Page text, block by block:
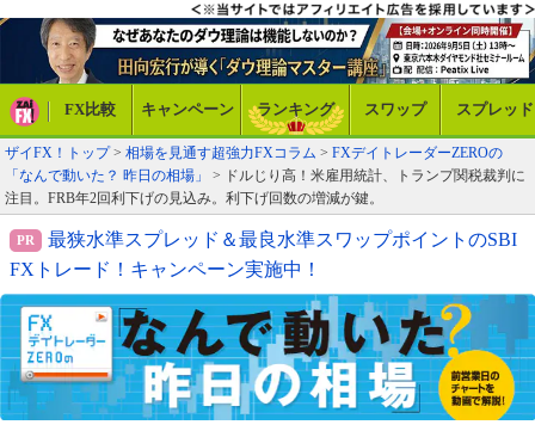
FX比較 キャンペーン ランキング スワップ スプレッド
ザイFX！トップ> 相場を見通す超強力FXコラム > FXデイトレーダーZEROの
「なんで動いた？ 昨日の相場」
> ドルじり高！米雇用統計、トランプ関税裁判に
注目。FRB年2回利下げの見込み。利下げ回数の増減が鍵。
最狭水準スプレッド＆最良水準スワップポイントのSBI
FXトレード！キャンペーン実施中！